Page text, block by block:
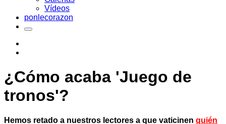
Vídeos
ponlecorazon
¿Cómo acaba 'Juego de
tronos'?
Hemos retado a nuestros lectores a que vaticinen quién